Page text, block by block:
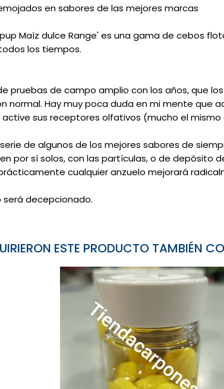
en sabores de las mejores marcas
Maíz dulce Range' es una gama de cebos
los tiempos.
pruebas de campo amplio con los años, que
normal. Hay muy poca duda en mi mente que
sus receptores olfativos (mucho el
de algunos de los mejores sabores de
por sí solos, con las partículas, o de
cualquier anzuelo mejorará
será decepcionado.
ESTE PRODUCTO TAMBIÉN